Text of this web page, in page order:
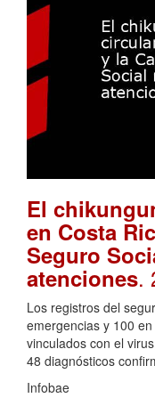
El
en Costa
Seguro
atenciones.
Los registros del
emergencias y 100
vinculados con el
48 diagnósticos
Infobae